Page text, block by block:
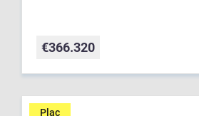
€366.320
Plac